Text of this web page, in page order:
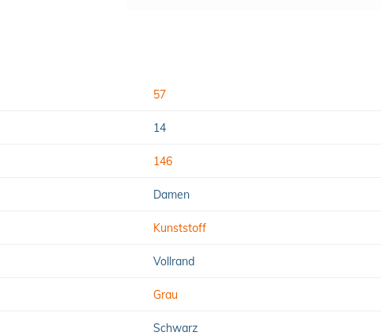
57
14
146
Damen
Kunststoff
Vollrand
Grau
Schwarz